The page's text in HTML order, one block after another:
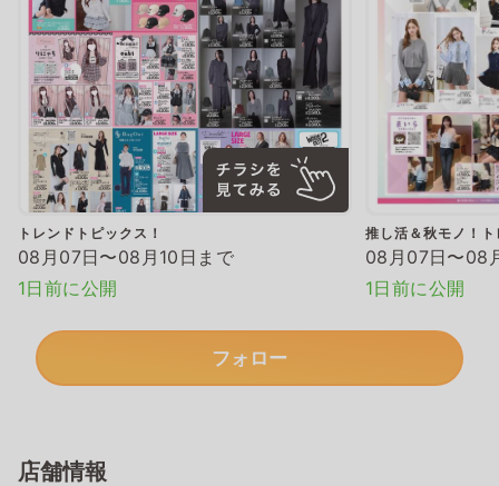
トレンドトピックス！
08月07日〜08月10日まで
1日前に公開
推し活＆秋モノ！
08月07日〜08
1日前に公開
フォロー
店舗情報